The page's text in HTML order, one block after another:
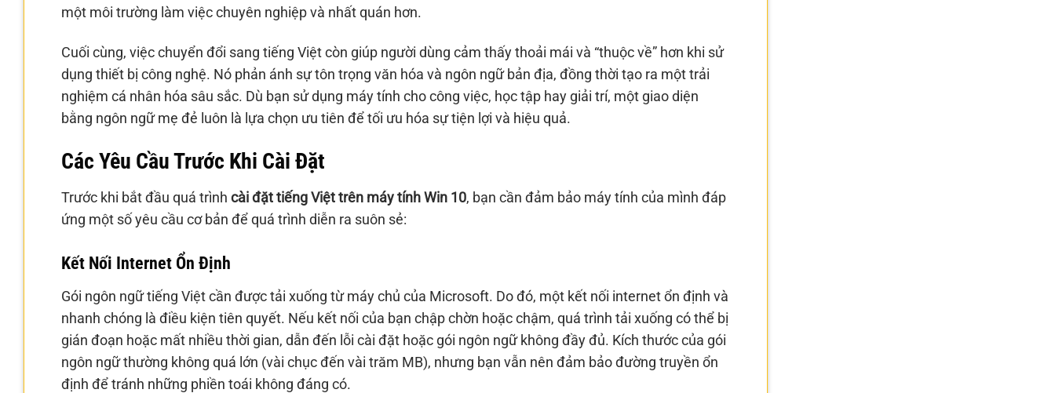
một môi trường làm việc chuyên nghiệp và nhất quán hơn.
Cuối cùng, việc chuyển đổi sang tiếng Việt còn giúp người dùng cảm thấy thoải mái và “thuộc về” hơn khi sử
dụng thiết bị công nghệ. Nó phản ánh sự tôn trọng văn hóa và ngôn ngữ bản địa, đồng thời tạo ra một trải
nghiệm cá nhân hóa sâu sắc. Dù bạn sử dụng máy tính cho công việc, học tập hay giải trí, một giao diện
bằng ngôn ngữ mẹ đẻ luôn là lựa chọn ưu tiên để tối ưu hóa sự tiện lợi và hiệu quả.
Các Yêu Cầu Trước Khi Cài Đặt
Trước khi bắt đầu quá trình cài đặt tiếng Việt trên máy tính Win 10, bạn cần đảm bảo máy tính của mình đáp
ứng một số yêu cầu cơ bản để quá trình diễn ra suôn sẻ:
Kết Nối Internet Ổn Định
Gói ngôn ngữ tiếng Việt cần được tải xuống từ máy chủ của Microsoft. Do đó, một kết nối internet ổn định và
nhanh chóng là điều kiện tiên quyết. Nếu kết nối của bạn chập chờn hoặc chậm, quá trình tải xuống có thể bị
gián đoạn hoặc mất nhiều thời gian, dẫn đến lỗi cài đặt hoặc gói ngôn ngữ không đầy đủ. Kích thước của gói
ngôn ngữ thường không quá lớn (vài chục đến vài trăm MB), nhưng bạn vẫn nên đảm bảo đường truyền ổn
định để tránh những phiền toái không đáng có.